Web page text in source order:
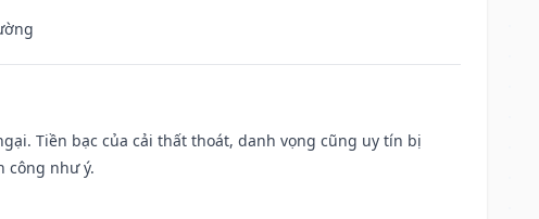
Tiền bạc của cải thất thoát, danh vọng cũng uy tín bị
công như ý.